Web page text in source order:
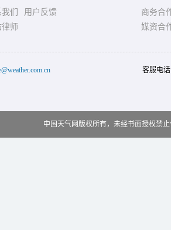
们
用户反馈
律师
商务合
媒资合
客服电
中国天气网版权所有，未经书面授权